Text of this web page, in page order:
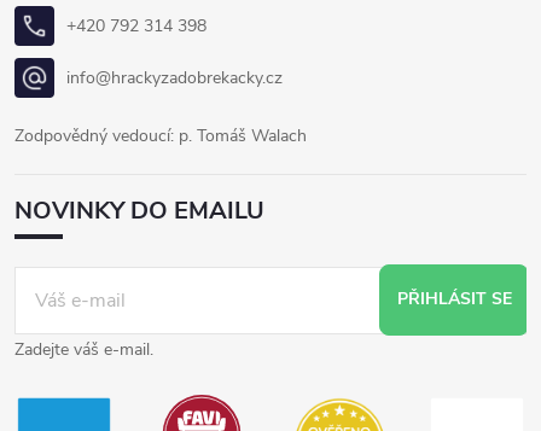
+420 792 314 398
info@hrackyzadobrekacky.cz
Zodpovědný vedoucí: p. Tomáš Walach
NOVINKY DO EMAILU
PŘIHLÁSIT SE
Zadejte váš e-mail.